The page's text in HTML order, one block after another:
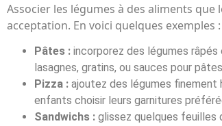
Associer les légumes à des aliments
acceptation. En voici quelques exemples :
Pâtes : incorporez des légumes
lasagnes, gratins, ou sauces pour pâtes
Pizza : ajoutez des légumes finement
enfants choisir leurs garnitures
Sandwichs : glissez quelques feuilles